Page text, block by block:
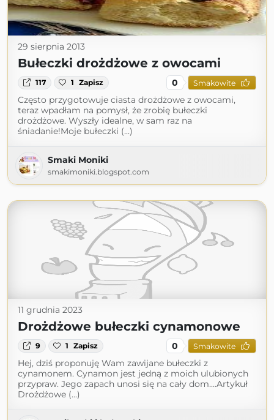
29 sierpnia 2013
Bułeczki drożdżowe z owocami
117 1 Zapisz 0 Smakowite
Często przygotowuje ciasta drożdżowe z owocami,
teraz wpadłam na pomysł, że zrobię bułeczki
drożdżowe. Wyszły idealne, w sam raz na
śniadanie!Moje bułeczki (...)
Smaki Moniki
smakimoniki.blogspot.com
11 grudnia 2023
Drożdżowe bułeczki cynamonowe
9 1 Zapisz 0 Smakowite
Hej, dziś proponuję Wam zawijane bułeczki z
cynamonem. Cynamon jest jedną z moich ulubionych
przypraw. Jego zapach unosi się na cały dom.…Artykuł
Drożdżowe (...)